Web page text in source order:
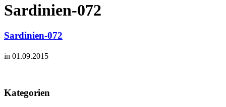
Sardinien-072
Sardinien-072
in 01.09.2015
Kategorien